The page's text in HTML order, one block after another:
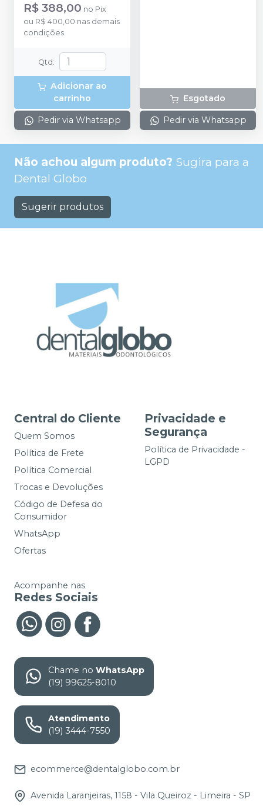
R$ 388,00 no Pix
ou R$ 400,00 nas demais
condições
Qtd :
Adicionar ao
carrinho
Pedir via Whatsapp
Esgotado
Pedir via Whatsapp
Não achou algum produto? Sugira para a
Dental Globo
Sugerir produtos
Central do Cliente
Quem Somos
Política de Frete
Política Comercial
Trocas e Devoluções
Código de Defesa do
Consumidor
WhatsApp
Ofertas
Privacidade e
Segurança
Política de Privacidade -
LGPD
Acompanhe nas
Redes Sociais
Chame no WhatsApp
(19) 99625-8010
Atendimento
(19) 3444-7550
ecommerce@dentalglobo.com.br
Avenida Laranjeiras, 1158 - Vila Queiroz - Limeira - SP